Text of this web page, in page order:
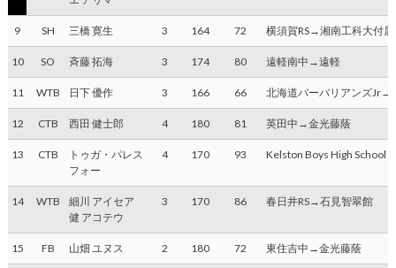
9 SH 三橋 寛生 3 164 72 横須賀RS→湘南工科大付属
10 SO 斉藤 拓海 3 174 80 遠軽南中→遠軽
11 WTB 日下 優作 3 166 66 北海道バーバリアンズJr→
12 CTB 西田 健士郎 4 180 81 英田中→金光藤蔭
13 CTB
トゥガ・パレス
フォー
4 170 93 Kelston Boys High School
14 WTB
細川 アイセア
健 アコテウ
3 170 86 春日井RS→石見智翠館
15 FB 山畑 ユヌス 2 180 72 東住吉中→金光藤蔭